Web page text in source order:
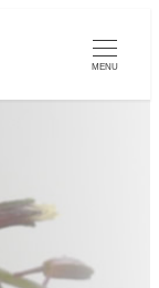
MENU